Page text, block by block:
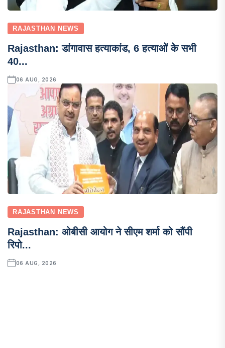
RAJASTHAN NEWS
Rajasthan: डांगावास हत्याकांड, 6 हत्याओं के सभी
40...
06 AUG, 2026
RAJASTHAN NEWS
Rajasthan: ओबीसी आयोग ने सीएम शर्मा को सौंपी
रिपो...
06 AUG, 2026